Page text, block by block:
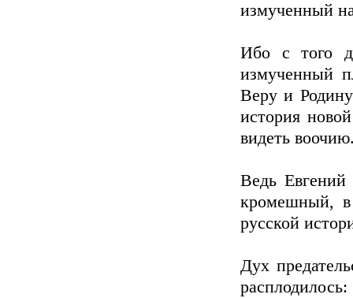
измученный
Ибо с того
измученный
Веру и
история
видеть
Ведь Евгений
кромешный,
русской
Дух